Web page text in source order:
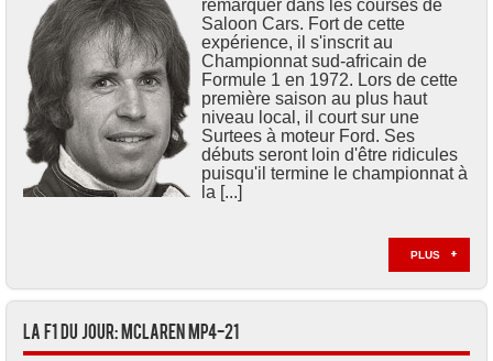
remarquer dans les courses de
Saloon Cars. Fort de cette
expérience, il s'inscrit au
Championnat sud-africain de
Formule 1 en 1972. Lors de cette
première saison au plus haut
niveau local, il court sur une
Surtees à moteur Ford. Ses
débuts seront loin d'être ridicules
puisqu'il termine le championnat à
la [...]
PLUS
La F1 du jour: McLaren MP4-21